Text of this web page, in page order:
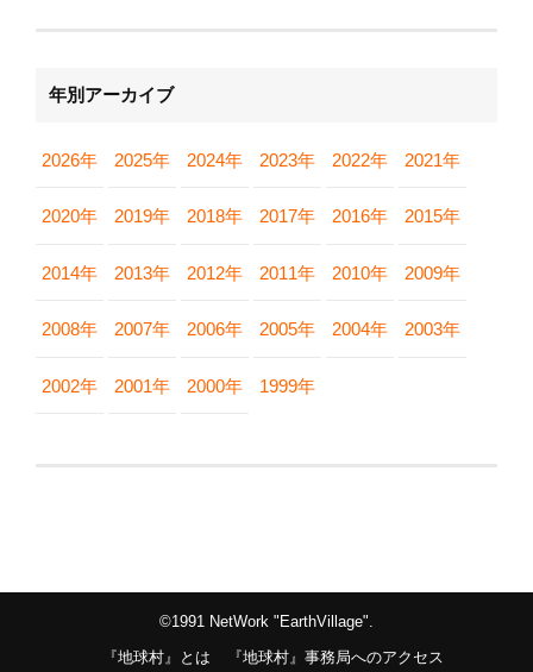
年別アーカイブ
2026年 2025年 2024年 2023年 2022年 2021年
2020年 2019年 2018年 2017年 2016年 2015年
2014年 2013年 2012年 2011年 2010年 2009年
2008年 2007年 2006年 2005年 2004年 2003年
2002年 2001年 2000年 1999年
©1991 NetWork "EarthVillage".
『地球村』とは
『地球村』事務局へのアクセス